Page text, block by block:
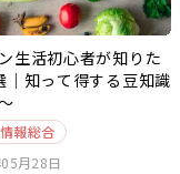
生活初心者が知りた
｜知って得する豆知識
報総合
月28日